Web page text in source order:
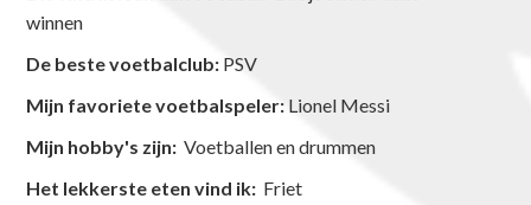
winnen
De beste voetbalclub: PSV
Mijn favoriete voetbalspeler: Lionel Messi
Mijn hobby's zijn: Voetballen en drummen
Het lekkerste eten vind ik: Friet